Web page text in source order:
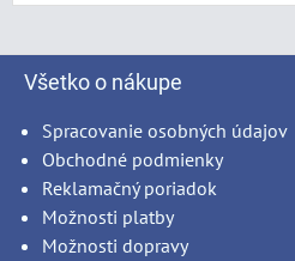
Všetko o nákupe
Spracovanie osobných údajov
Obchodné podmienky
Reklamačný poriadok
Možnosti platby
Možnosti dopravy